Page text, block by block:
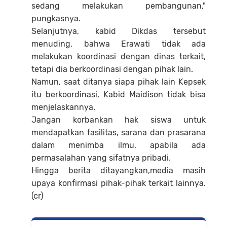
sedang melakukan pembangunan,"
pungkasnya.
Selanjutnya, kabid Dikdas tersebut
menuding, bahwa Erawati tidak ada
melakukan koordinasi dengan dinas terkait,
tetapi dia berkoordinasi dengan pihak lain.
Namun, saat ditanya siapa pihak lain Kepsek
itu berkoordinasi, Kabid Maidison tidak bisa
menjelaskannya.
Jangan korbankan hak siswa untuk
mendapatkan fasilitas, sarana dan prasarana
dalam menimba ilmu, apabila ada
permasalahan yang sifatnya pribadi.
Hingga berita ditayangkan,media masih
upaya konfirmasi pihak-pihak terkait lainnya.
(cr)